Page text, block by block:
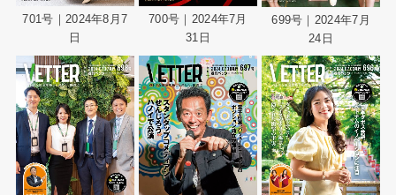
701号｜2024年8月7
日
700号｜2024年7月
31日
699号｜2024年7月
24日